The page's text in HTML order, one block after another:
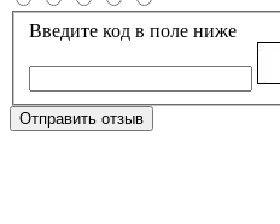
Введите код в поле ниже
Отправить отзыв